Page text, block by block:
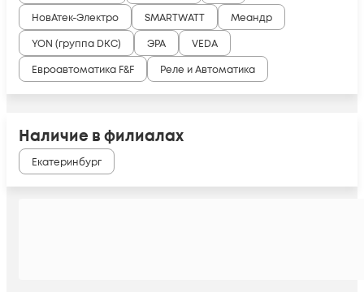
НовАтек-Электро
SMARTWATT
Меандр
YON (группа DKC)
ЭРА
VEDA
Евроавтоматика F&F
Реле и Автоматика
Наличие в филиалах
Екатеринбург